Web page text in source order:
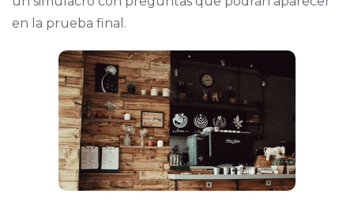
en la prueba final.